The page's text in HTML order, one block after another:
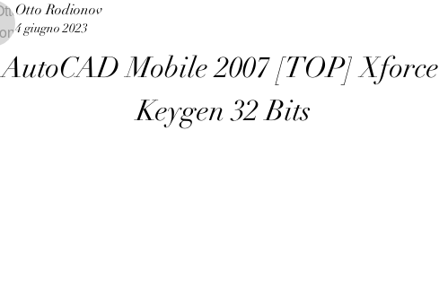
Otto Rodionov
4 giugno 2023
AutoCAD Mobile 2007 [TOP] Xforce
Keygen 32 Bits